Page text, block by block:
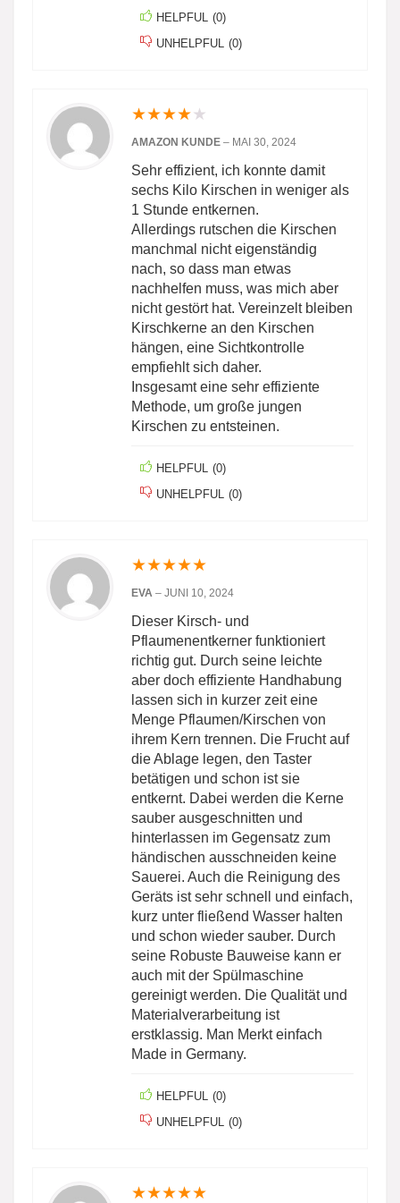
HELPFUL (0)
UNHELPFUL (0)
★★★★★
AMAZON KUNDE – MAI 30, 2024
Sehr effizient, ich konnte damit
sechs Kilo Kirschen in weniger als
1 Stunde entkernen.
Allerdings rutschen die Kirschen
manchmal nicht eigenständig
nach, so dass man etwas
nachhelfen muss, was mich aber
nicht gestört hat. Vereinzelt bleiben
Kirschkerne an den Kirschen
hängen, eine Sichtkontrolle
empfiehlt sich daher.
Insgesamt eine sehr effiziente
Methode, um große jungen
Kirschen zu entsteinen.
HELPFUL (0)
UNHELPFUL (0)
★★★★★
EVA – JUNI 10, 2024
Dieser Kirsch- und
Pflaumenentkerner funktioniert
richtig gut. Durch seine leichte
aber doch effiziente Handhabung
lassen sich in kurzer zeit eine
Menge Pflaumen/Kirschen von
ihrem Kern trennen. Die Frucht auf
die Ablage legen, den Taster
betätigen und schon ist sie
entkernt. Dabei werden die Kerne
sauber ausgeschnitten und
hinterlassen im Gegensatz zum
händischen ausschneiden keine
Sauerei. Auch die Reinigung des
Geräts ist sehr schnell und einfach,
kurz unter fließend Wasser halten
und schon wieder sauber. Durch
seine Robuste Bauweise kann er
auch mit der Spülmaschine
gereinigt werden. Die Qualität und
Materialverarbeitung ist
erstklassig. Man Merkt einfach
Made in Germany.
HELPFUL (0)
UNHELPFUL (0)
★★★★★